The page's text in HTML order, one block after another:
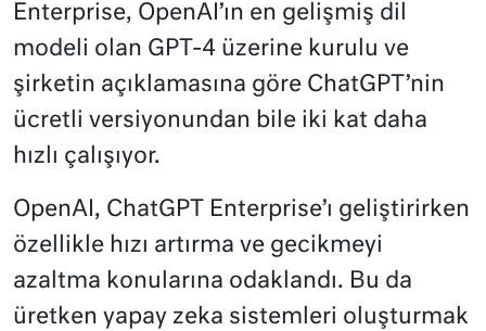
Enterprise, OpenAI’ın en gelişmiş dil
modeli olan GPT-4 üzerine kurulu ve
şirketin açıklamasına göre ChatGPT’nin
ücretli versiyonundan bile iki kat daha
hızlı çalışıyor.
OpenAI, ChatGPT Enterprise’ı geliştirirken
özellikle hızı artırma ve gecikmeyi
azaltma konularına odaklandı. Bu da
üretken yapay zeka sistemleri oluşturmak